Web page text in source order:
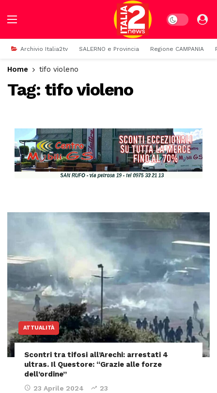
Dark mode
Archivio Italia2tv SALERNO e Provincia Regione CAMPANIA
Home tifo violeno
Tag: tifo violeno
ATTUALITÀ
Scontri tra tifosi all’Arechi: arrestati 4
ultras. Il Questore: “Grazie alle forze
dell’ordine”
23 Aprile 2024 23